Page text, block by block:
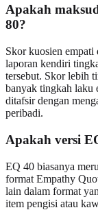
Apakah
80?
Skor kuosien empati
laporan kendiri
tersebut. Skor lebih
banyak tingkah laku
ditafsir dengan
peribadi.
Apakah versi
EQ 40 biasanya
format Empathy
lain dalam format
item pengisi atau